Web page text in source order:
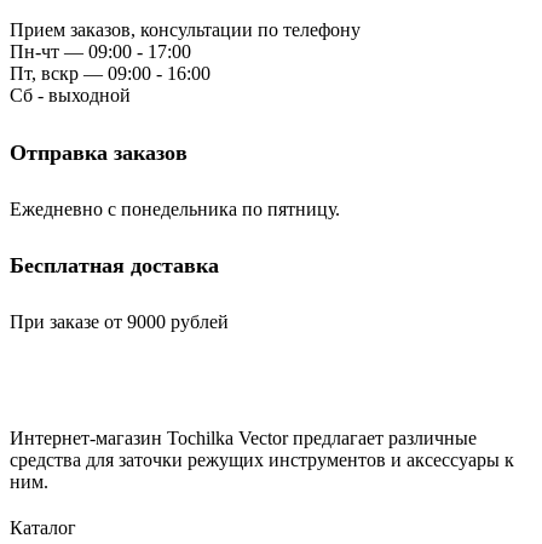
Прием заказов, консультации по телефону
Пн-чт — 09:00 - 17:00
Пт, вскр — 09:00 - 16:00
Сб - выходной
Отправка заказов
Ежедневно с понедельника по пятницу.
Бесплатная доставка
При заказе от 9000 рублей
Интернет-магазин Tochilka Vector предлагает различные
средства для заточки режущих инструментов и аксессуары к
ним.
Каталог